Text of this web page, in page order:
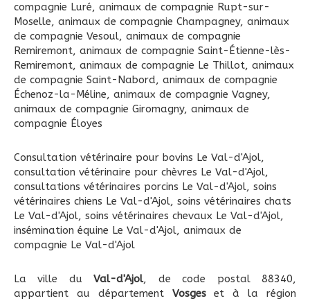
compagnie Luré, animaux de compagnie Rupt-sur-
Moselle, animaux de compagnie Champagney, animaux
de compagnie Vesoul, animaux de compagnie
Remiremont, animaux de compagnie Saint-Étienne-lès-
Remiremont, animaux de compagnie Le Thillot, animaux
de compagnie Saint-Nabord, animaux de compagnie
Échenoz-la-Méline, animaux de compagnie Vagney,
animaux de compagnie Giromagny, animaux de
compagnie Éloyes
Consultation vétérinaire pour bovins Le Val-d'Ajol,
consultation vétérinaire pour chèvres Le Val-d'Ajol,
consultations vétérinaires porcins Le Val-d'Ajol, soins
vétérinaires chiens Le Val-d'Ajol, soins vétérinaires chats
Le Val-d'Ajol, soins vétérinaires chevaux Le Val-d'Ajol,
insémination équine Le Val-d'Ajol, animaux de
compagnie Le Val-d'Ajol
La ville duVal-d'Ajol, de code postal 88340,
appartient au département Vosgeset à la région